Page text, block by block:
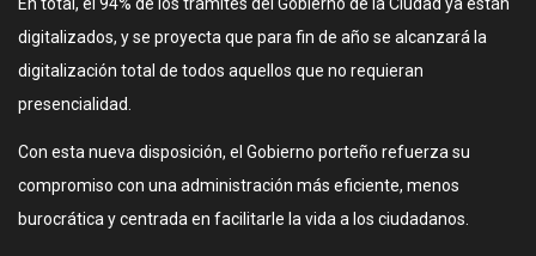
digitalizados, y se proyecta que para fin de año se alcanzará la
digitalización total de todos aquellos que no requieran
presencialidad.
Con esta nueva disposición, el Gobierno porteño refuerza su
compromiso con una administración más eficiente, menos
burocrática y centrada en facilitarle la vida a los ciudadanos.